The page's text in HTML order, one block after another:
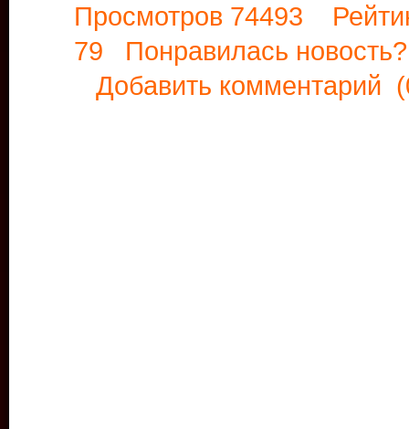
Просмотров 74493
79 Понравилась
Добавить комментарий